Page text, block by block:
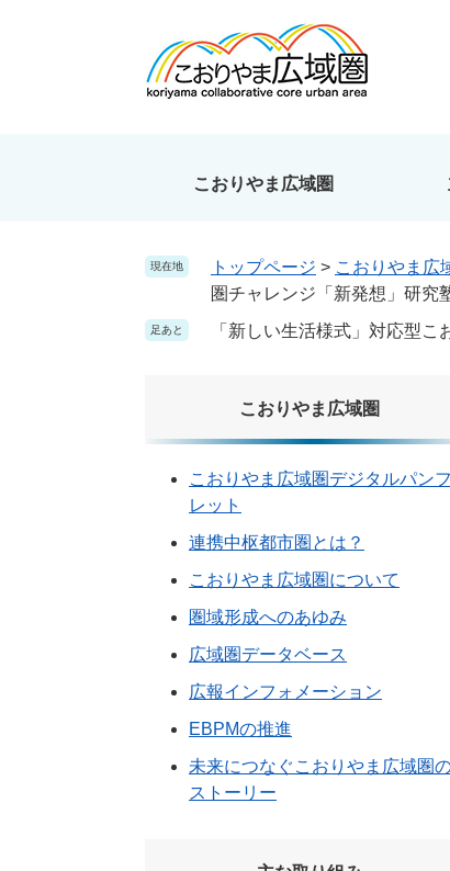
こおりやま広域圏
現在地 トップページ > こおりやま広
圏チャレンジ「新発想」研究
足あと 「新しい生活様式」対応型
こおりやま広域圏
こおりやま広域圏デジタルパンフ
レット
連携中枢都市圏とは？
こおりやま広域圏について
圏域形成へのあゆみ
広域圏データベース
広報インフォメーション
EBPMの推進
未来につなぐこおりやま広域圏
ストーリー